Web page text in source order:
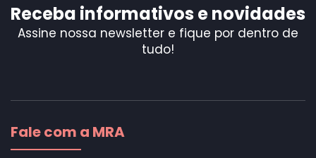
Receba informativos e novidades
Assine nossa newsletter e fique por dentro de
tudo!
Fale com a MRA